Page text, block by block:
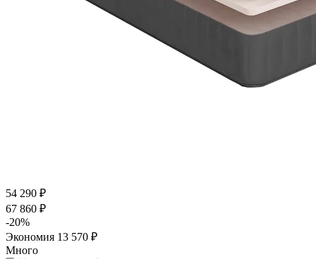
54 290 ₽
67 860 ₽
-20%
Экономия 13 570 ₽
Много